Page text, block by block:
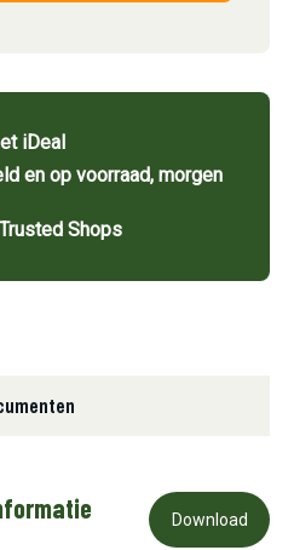
iDeal
en op voorraad, morgen
Shops
Download